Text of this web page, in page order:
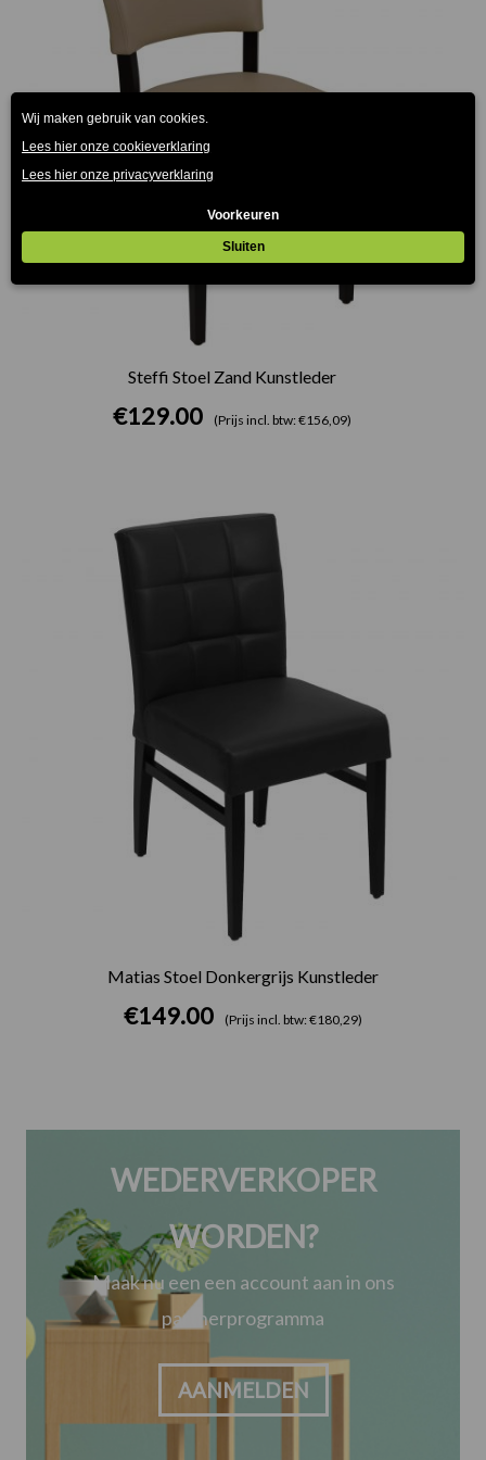
Steffi Stoel Zand Kunstleder
€129.00 (Prijs incl. btw: €156,09)
Matias Stoel Donkergrijs Kunstleder
€149.00 (Prijs incl. btw: €180,29)
WEDERVERKOPER
WORDEN?
Maak nu een een account aan in ons
partnerprogramma
AANMELDEN